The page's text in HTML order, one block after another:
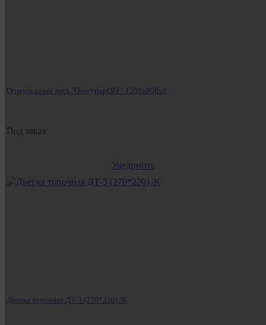
Огнеупорный лист "ОгнеупорOFF" 1200x800x8
Под заказ
Уведомить
Дверка топочная ДТ-3 (270*220) /К